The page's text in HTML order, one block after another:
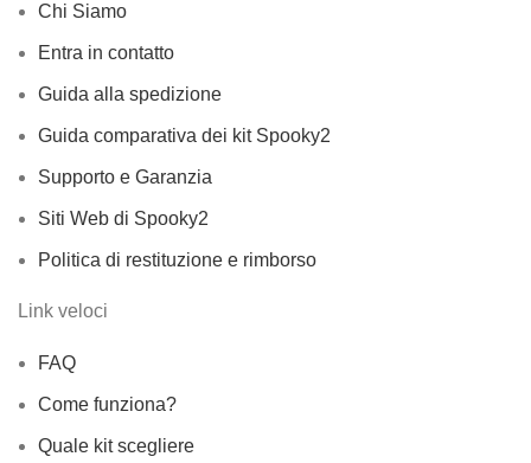
Chi Siamo
Entra in contatto
Guida alla spedizione
Guida comparativa dei kit Spooky2
Supporto e Garanzia
Siti Web di Spooky2
Politica di restituzione e rimborso
Link veloci
FAQ
Come funziona?
Quale kit scegliere